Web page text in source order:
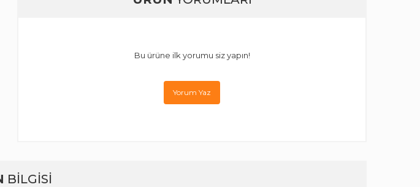
Bu ürüne ilk yorumu siz yapın!
Yorum Yaz
BİLGİSİ